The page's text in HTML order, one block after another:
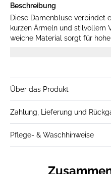
Beschreibung
Diese Damenbluse verbindet
kurzen Ärmeln und stilvollem
weiche Material sorgt für
Über das Produkt
Zahlung, Lieferung und
Pflege- & Waschhinweise